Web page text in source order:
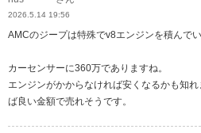
2026.5.14 19:56
AMCのジープは特殊でv8エンジンを積んで
カーセンサーに360万でありますね。
エンジンがかからなければ安くなるかも知
ば良い金額で売れそうです。